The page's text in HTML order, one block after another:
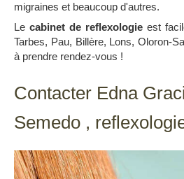
migraines et beaucoup d'autres.
Le cabinet de reflexologie est
Tarbes, Pau, Billère, Lons, Oloron-
à prendre rendez-vous !
Contacter Edna
Semedo ,